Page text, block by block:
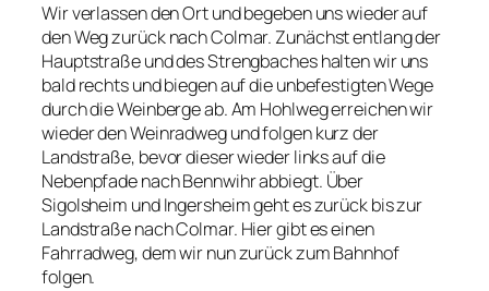
Wir verlassen den Ort und begeben uns wieder auf
den Weg zurück nach Colmar. Zunächst entlang der
Hauptstraße und des Strengbaches halten wir uns
bald rechts und biegen auf die unbefestigten Wege
durch die Weinberge ab. Am Hohlweg erreichen wir
wieder den Weinradweg und folgen kurz der
Landstraße, bevor dieser wieder links auf die
Nebenpfade nach Bennwihr abbiegt. Über
Sigolsheim und Ingersheim geht es zurück bis zur
Landstraße nach Colmar. Hier gibt es einen
Fahrradweg, dem wir nun zurück zum Bahnhof
folgen.